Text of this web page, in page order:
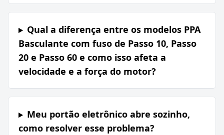
Qual a diferença entre os modelos PPA
Basculante com fuso de Passo 10, Passo
20 e Passo 60 e como isso afeta a
velocidade e a força do motor?
Meu portão eletrônico abre sozinho,
como resolver esse problema?